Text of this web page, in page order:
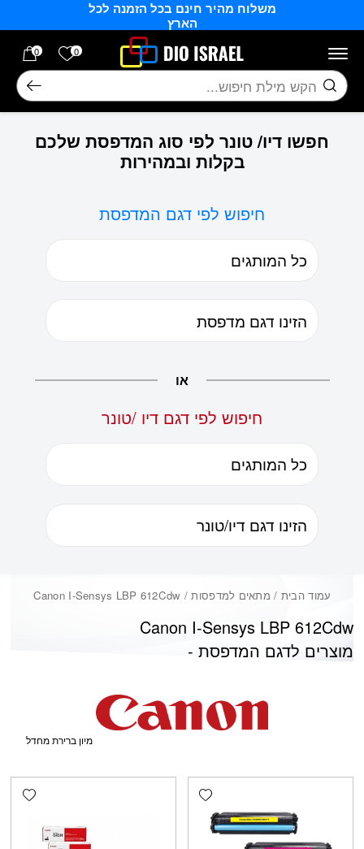
משלוח מהיר חינם בכל הזמנה לכל
הארץ
0 הרשימה
0
חיפוש
חפשו דיו/ טונר לפי סוג המדפסת שלכם
בקלות ובמהירות
חיפוש לפי דגם המדפסת
או
חיפוש לפי דגם דיו /טונר
עמוד הבית / מתאים למדפסות / Canon I-Sensys LBP 612Cdw
Canon I-Sensys LBP 612Cdw
מוצרים לדגם המדפסת -
Add wishlist